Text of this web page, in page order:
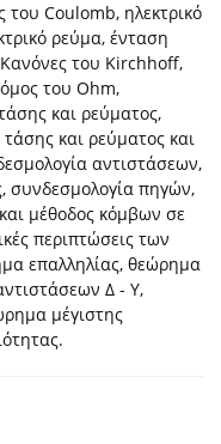
του Coulomb, ηλεκτρικό
ρεύμα, ένταση
του Kirchhoff,
του Ohm,
και ρεύματος,
και ρεύματος και
αντιστάσεων,
συνδεσμολογία πηγών,
μέθοδος κόμβων σε
περιπτώσεις των
επαλληλίας, θεώρημα
Δ - Υ,
μέγιστης